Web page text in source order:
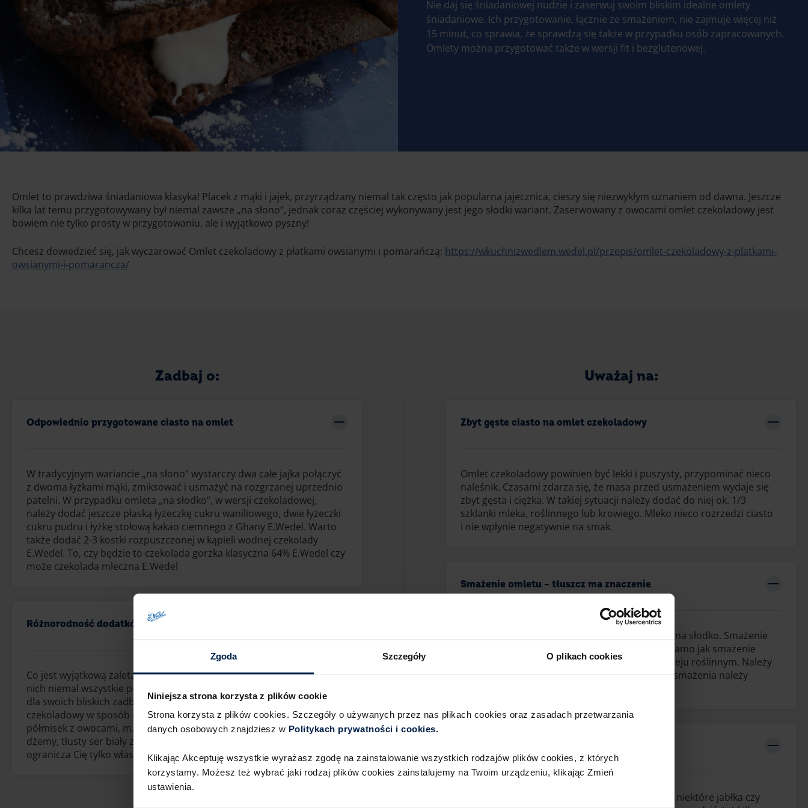
Zgoda Szczegóły O plikach cookies
Niniejsza strona korzysta z plików cookie
Strona korzysta z plików cookies. Szczegóły o używanych przez nas plikach cookies oraz zasadach przetwarzania
danych osobowych znajdziesz w Politykach prywatności i cookies.​ ​
Klikając Akceptuję wszystkie wyrażasz zgodę na zainstalowanie wszystkich rodzajów plików cookies,​ z których
korzystamy. Możesz też wybrać jaki rodzaj plików cookies zainstalujemy na Twoim urządzeniu,​ klikając Zmień
ustawienia.​ ​
Nie daj się śniadaniowej nudzie i zaserwuj swoim bliskim idealne omlety
śniadaniowe. Ich przygotowanie, łącznie ze smażeniem, nie zajmuje więcej niż
15 minut, co sprawia, że sprawdzą się także w przypadku osób zapracowanych.
Omlety można przygotować także w wersji fit i bezglutenowej.
Omlet to prawdziwa śniadaniowa klasyka! Placek z mąki i jajek, przyrządzany niemal tak często jak popularna jajecznica, cieszy się niezwykłym uznaniem od dawna. Jeszcze
kilka lat temu przygotowywany był niemal zawsze „na słono”, jednak coraz częściej wykonywany jest jego słodki wariant. Zaserwowany z owocami omlet czekoladowy jest
bowiem nie tylko prosty w przygotowaniu, ale i wyjątkowo pyszny!
Chcesz dowiedzieć się, jak wyczarować Omlet czekoladowy z płatkami owsianymi i pomarańczą: https://wkuchnizwedlem.wedel.pl/przepis/omlet-czekoladowy-z-platkami-
owsianymi-i-pomarancza/
Zadbaj o:
Odpowiednio przygotowane ciasto na omlet
W tradycyjnym wariancie „na słono” wystarczy dwa całe jajka połączyć
z dwoma łyżkami mąki, zmiksować i usmażyć na rozgrzanej uprzednio
patelni. W przypadku omleta „na słodko”, w wersji czekoladowej,
należy dodać jeszcze płaską łyżeczkę cukru waniliowego, dwie łyżeczki
cukru pudru i łyżkę stołową kakao ciemnego z Ghany E.Wedel. Warto
także dodać 2-3 kostki rozpuszczonej w kąpieli wodnej czekolady
E.Wedel. To, czy będzie to czekolada gorzka klasyczna 64% E.Wedel czy
może czekolada mleczna E.Wedel
Różnorodność dodatków
Co jest wyjątkową zaletą omletów czekoladowych? To, że pasują do
nich niemal wszystkie polewy, sosy i owoce. Przygotowując śniadanie
dla swoich bliskich zadbaj więc o to, aby każdy mógł zjeść omlet
czekoladowy w sposób najbardziej mu odpowiadający. Przygotuj:
półmisek z owocami, m.in. bananami, plasterkami kiwi czy borówkami,
dżemy, tłusty ser biały ze śmietaną i cukrem… w tym wypadku
ogranicza Cię tylko własna fantazja.
Uważaj na:
Zbyt gęste ciasto na omlet czekoladowy
Omlet czekoladowy powinien być lekki i puszysty, przypominać nieco
naleśnik. Czasami zdarza się, że masa przed usmażeniem wydaje się
zbyt gęsta i ciężka. W takiej sytuacji należy dodać do niej ok. 1/3
szklanki mleka, roślinnego lub krowiego. Mleko nieco rozrzedzi ciasto
i nie wpłynie negatywnie na smak.
Smażenie omletu – tłuszcz ma znaczenie
Inaczej smaży się potrawy na słono, inaczej zaś na słodko. Smażenie
omletu czekoladowego powinno wyglądać tak samo jak smażenie
naleśników – na wysokim ogniu, na maśle lub oleju roślinnym. Należy
unikać tłuszczy zwierzęcych. Po kilku minutach smażenia należy
Niektóre owoce, takie jak m.in. dojrzałe gruszki, niektóre jabłka czy